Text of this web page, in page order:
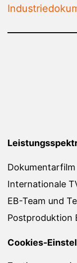
Dokumentarfilm
Internationale
EB-Team und
Postproduktion
Cookies-